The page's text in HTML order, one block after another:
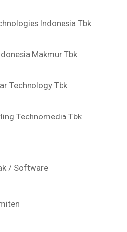
Indonesia Tbk
Makmur Tbk
Technology Tbk
Technomedia Tbk
/ Software